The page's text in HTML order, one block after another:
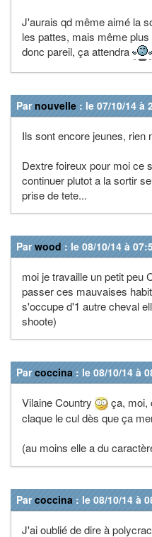
J'aurais qd même aimé la
les pattes, mais même
donc pareil, ça attendra
Parnouvelle : le 07/10/14 à
Ils sont encore jeunes, rien
Dextre foireux pour moi ce
continuer plutot a la sortir
prise de tete...
Parwood : le 08/10/14 à
moi je travaille un petit peu
passer ces mauvaises
s'occupe d'1 autre cheval
shoote)
Parcoccina : le 08/10/14 à
Vilaine Country
ça, moi,
claque le cul dès que ça
(au moins elle a du
Parcoccina : le 08/10/14 à
J'ai oublié de dire à